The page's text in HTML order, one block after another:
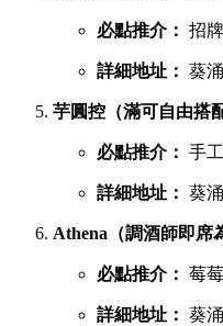
必點推介： 招
詳細地址： 葵
芋圓控（滿可自由搭
必點推介： 手
詳細地址： 葵
Athena（調酒師即席
必點推介： 莓
詳細地址： 葵